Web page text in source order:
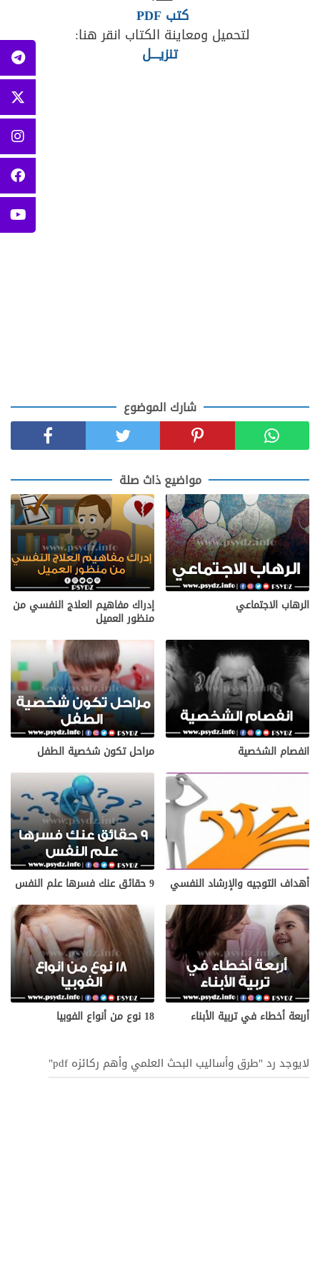
كتب PDF
لتحميل ومعاينة الكتاب انقر هنا:
تنزيــــل
شارك الموضوع
مواضيع ذاث صلة
الرهاب الاجتماعي إدراك مفاهيم العلاج النفسي من
منظور العميل
انفصام الشخصية مراحل تكون شخصية الطفل
أهداف التوجيه والإرشاد النفسي 9 حقائق عنك فسرها علم النفس
أربعة أخطاء في تربية الأبناء 18 نوع من أنواع الفوبيا
لايوجد رد "طرق وأساليب البحث العلمي وأهم ركائزه pdf"